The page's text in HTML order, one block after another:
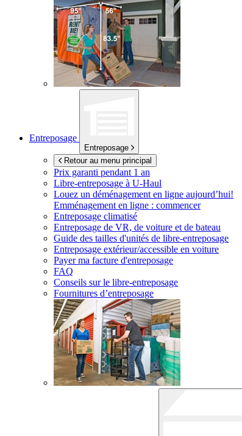
Entreposage
Entreposage
Retour au menu principal
Prix garanti pendant 1 an
Libre-entreposage à U-Haul
Louez un déménagement en ligne aujourd’hui!
Emménagement en ligne : commencer
Entreposage climatisé
Entreposage de VR, de voiture et de bateau
Guide des tailles d'unités de libre-entreposage
Entreposage extérieur/accessible en voiture
Payer ma facture d'entreposage
FAQ
Conseils sur le libre-entreposage
Fournitures d’entreposage